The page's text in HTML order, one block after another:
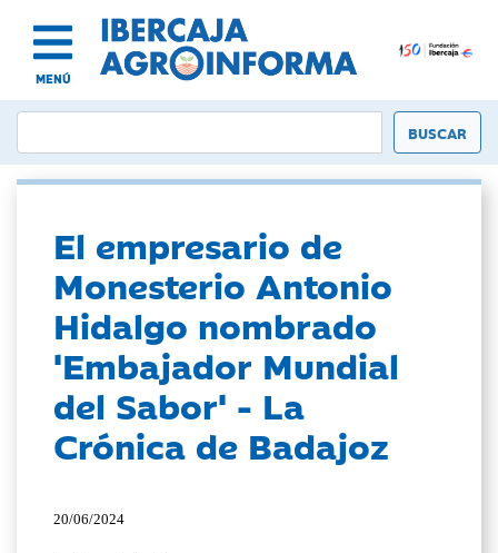
MENÚ
El empresario de
Monesterio Antonio
Hidalgo nombrado
'Embajador Mundial
del Sabor' - La
Crónica de Badajoz
20/06/2024